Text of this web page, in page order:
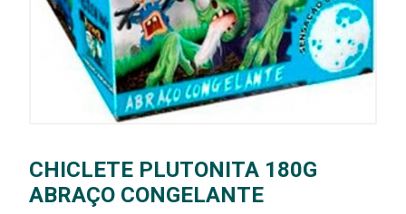
CHICLETE PLUTONITA 180G
ABRAÇO CONGELANTE